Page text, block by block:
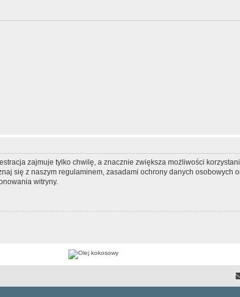
zajmuje tylko chwilę, a znacznie zwiększa możliwości
się z naszym regulaminem, zasadami ochrony danych osobowych
witryny.